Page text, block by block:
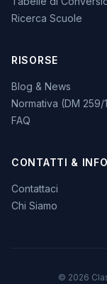
Ricerca Scuole
RISORSE
Blog & News
Normativa (DM 259/
FAQ
CONTATTI & INFO
Contattaci
Chi Siamo
© 2026